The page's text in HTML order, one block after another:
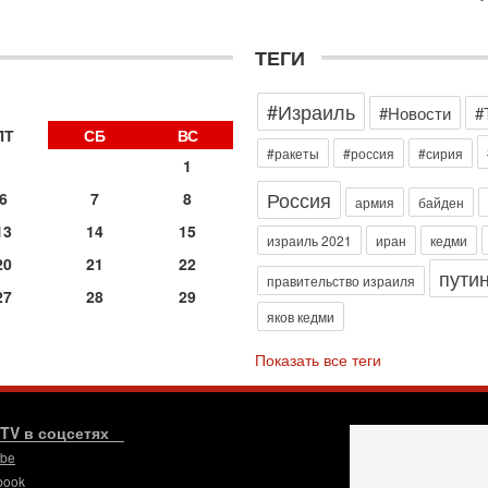
СБ
ВС
1
6 7
8
14
15
21
22
28
29
ТЕГИ
#Израиль
#Новости
#ракеты #россия #сирия
Россия армия байден
израиль 2021 иран кедми
правительство израиля путин
яков кедми
Показать все теги
в соцсетях